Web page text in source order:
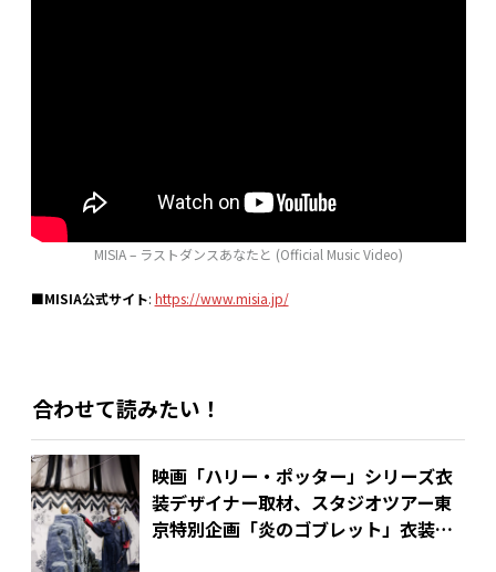
MISIA – ラストダンスあなたと (Official Music Video)
■MISIA公式サイト: https://www.misia.jp/
合わせて読みたい！
映画「ハリー・ポッター」シリーズ衣
装デザイナー取材、スタジオツアー東
京特別企画「炎のゴブレット」衣装の